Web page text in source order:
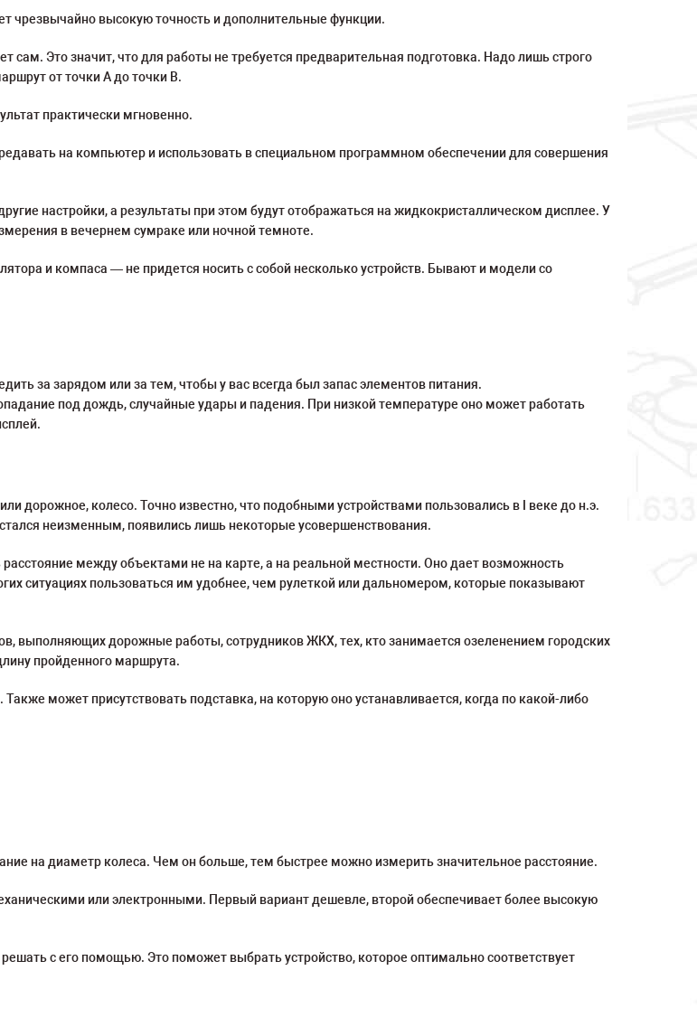
чрезвычайно высокую точность и дополнительные функции.
Это значит, что для работы не требуется предварительная подготовка. Надо лишь строго
от точки A до точки B.
практически мгновенно.
на компьютер и использовать в специальном программном обеспечении для совершения
настройки, а результаты при этом будут отображаться на жидкокристаллическом дисплее. У
в вечернем сумраке или ночной темноте.
и компаса — не придется носить с собой несколько устройств. Бывают и модели со
за зарядом или за тем, чтобы у вас всегда был запас элементов питания.
под дождь, случайные удары и падения. При низкой температуре оно может работать
дорожное, колесо. Точно известно, что подобными устройствами пользовались в I веке до н.э.
неизменным, появились лишь некоторые усовершенствования.
между объектами не на карте, а на реальной местности. Оно дает возможность
ситуациях пользоваться им удобнее, чем рулеткой или дальномером, которые показывают
выполняющих дорожные работы, сотрудников ЖКХ, тех, кто занимается озеленением городских
пройденного маршрута.
может присутствовать подставка, на которую оно устанавливается, когда по какой-либо
на диаметр колеса. Чем он больше, тем быстрее можно измерить значительное расстояние.
или электронными. Первый вариант дешевле, второй обеспечивает более высокую
с его помощью. Это поможет выбрать устройство, которое оптимально соответствует